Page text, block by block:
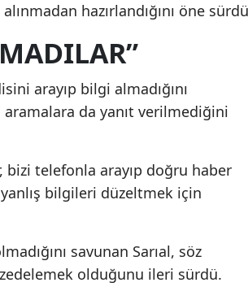
hazırlandığını öne
arayıp bilgi almadığını
da yanıt verilmediğini
bizi telefonla arayıp doğru haber
yanlış bilgileri düzeltmek için
savunan Sarıal, söz
olduğunu ileri sürdü.